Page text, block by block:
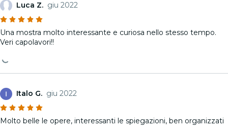
Luca Z. giu 2022
Una mostra molto interessante e curiosa nello stesso tempo.
Veri capolavori!!
Italo G. giu 2022
Molto belle le opere, interessanti le spiegazioni, ben organizzati